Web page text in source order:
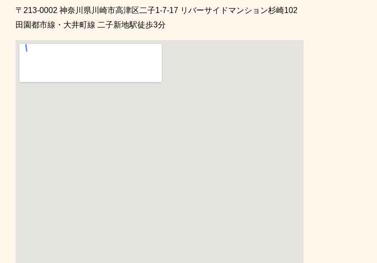
〒213-0002 神奈川県川崎市高津区二子1-7-17 リバーサイドマンション杉崎102
田園都市線・大井町線 二子新地駅徒歩3分